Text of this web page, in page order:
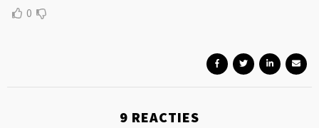
0
9 REACTIES